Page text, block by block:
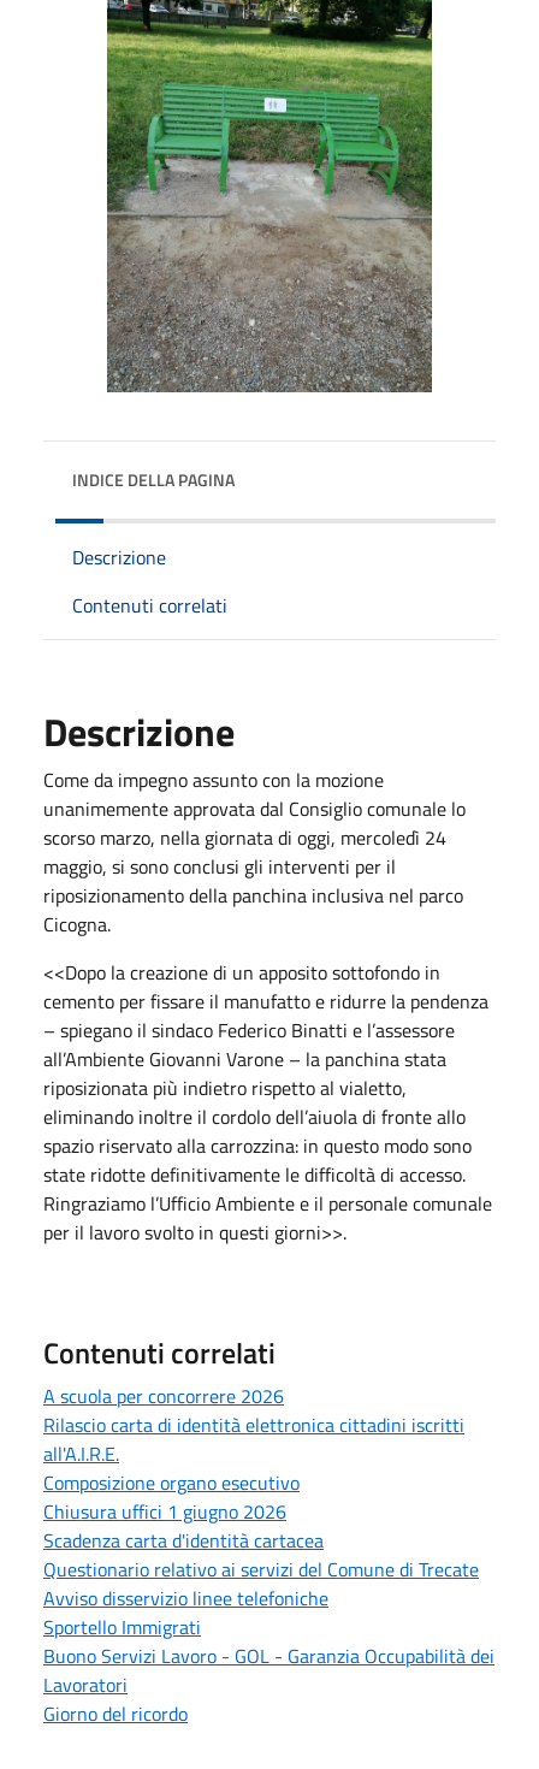
INDICE DELLA PAGINA
Descrizione
Contenuti correlati
Descrizione
Come da impegno assunto con la mozione
unanimemente approvata dal Consiglio comunale lo
scorso marzo, nella giornata di oggi, mercoledì 24
maggio, si sono conclusi gli interventi per il
riposizionamento della panchina inclusiva nel parco
Cicogna.
<<Dopo la creazione di un apposito sottofondo in
cemento per fissare il manufatto e ridurre la pendenza
– spiegano il sindaco Federico Binatti e l’assessore
all’Ambiente Giovanni Varone – la panchina stata
riposizionata più indietro rispetto al vialetto,
eliminando inoltre il cordolo dell’aiuola di fronte allo
spazio riservato alla carrozzina: in questo modo sono
state ridotte definitivamente le difficoltà di accesso.
Ringraziamo l’Ufficio Ambiente e il personale comunale
per il lavoro svolto in questi giorni>>.
Contenuti correlati
A scuola per concorrere 2026
Rilascio carta di identità elettronica cittadini iscritti
all'A.I.R.E.
Composizione organo esecutivo
Chiusura uffici 1 giugno 2026
Scadenza carta d'identità cartacea
Questionario relativo ai servizi del Comune di Trecate
Avviso disservizio linee telefoniche
Sportello Immigrati
Buono Servizi Lavoro - GOL - Garanzia Occupabilità dei
Lavoratori
Giorno del ricordo